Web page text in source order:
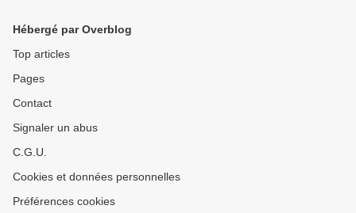
Hébergé par Overblog
Top articles
Pages
Contact
Signaler un abus
C.G.U.
Cookies et données personnelles
Préférences cookies